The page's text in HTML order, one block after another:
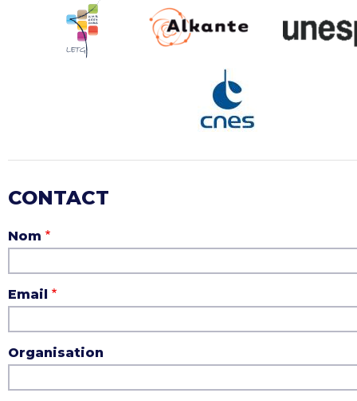
CONTACT
Nom
Email
Organisation